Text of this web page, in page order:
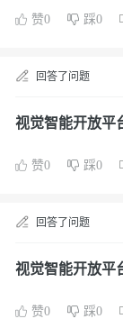
赞0 踩0
回答了问题
视觉智能开放平
赞0 踩0
回答了问题
视觉智能开放平
赞0 踩0